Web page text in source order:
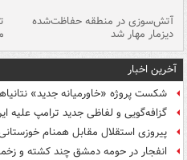
آتش‌سوزی در منطقه حفاظت‌شده
دیزمار مهار شد
آخرین اخبار
شکست پروژه «خاورمیانه جدید»
گزافه‌گویی و لفاظی جدید ترامپ علیه
پیروزی استقلال مقابل همنام
انفجار در حومه دمشق چند کشته و